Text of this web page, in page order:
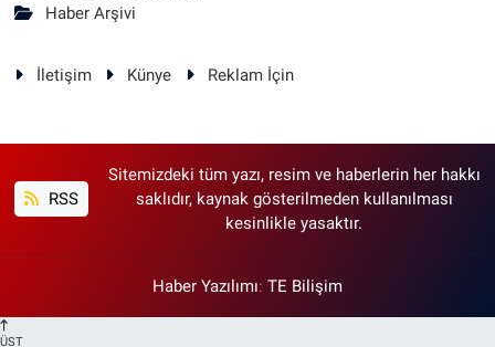
Haber Arşivi
İletişim Künye Reklam İçin
RSS
Sitemizdeki tüm yazı, resim ve haberlerin her hakkı
saklıdır, kaynak gösterilmeden kullanılması
kesinlikle yasaktır.
Haber Yazılımı: TE Bilişim
ÜST